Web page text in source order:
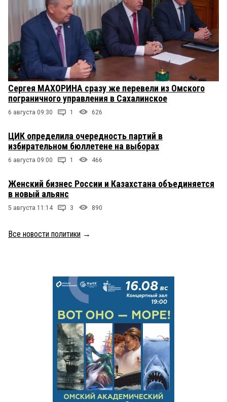
Сергея МАХОРИНА сразу же перевели из Омского
пограничного управления в Сахалинское
6 августа 09:30 1 626
ЦИК определила очередность партий в
избирательном бюллетене на выборах
6 августа 09:00 1 466
Женский бизнес России и Казахстана объединяется
в новый альянс
5 августа 11:14 3 890
Все новости политики →